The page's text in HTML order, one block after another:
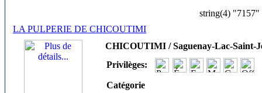
string(4) "7157"
LA PULPERIE DE CHICOUTIMI
CHICOUTIMI / Saguenay-Lac-Saint-
Privilèges:
Catégorie